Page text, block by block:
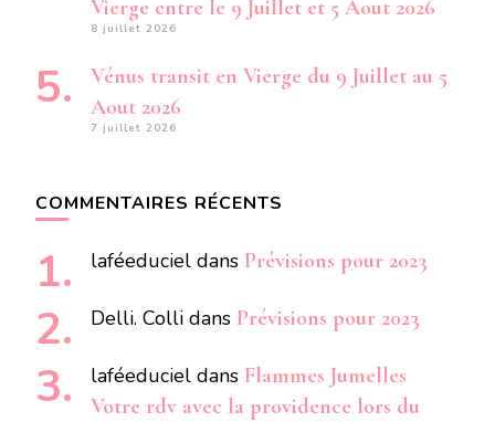
Vierge entre le 9 Juillet et 5 Aout 2026
8 juillet 2026
Vénus transit en Vierge du 9 Juillet au 5
Aout 2026
7 juillet 2026
COMMENTAIRES RÉCENTS
laféeduciel dans Prévisions pour 2023
Delli. Colli dans Prévisions pour 2023
laféeduciel dans Flammes Jumelles
Votre rdv avec la providence lors du